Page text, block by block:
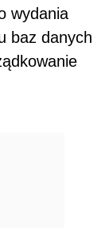
wydania
baz danych